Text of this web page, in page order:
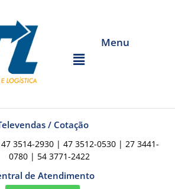
Menu
/ Cotação
3514-2930 | 47 3512-0530 | 27 3441-
0780 | 54 3771-2422
de Atendimento